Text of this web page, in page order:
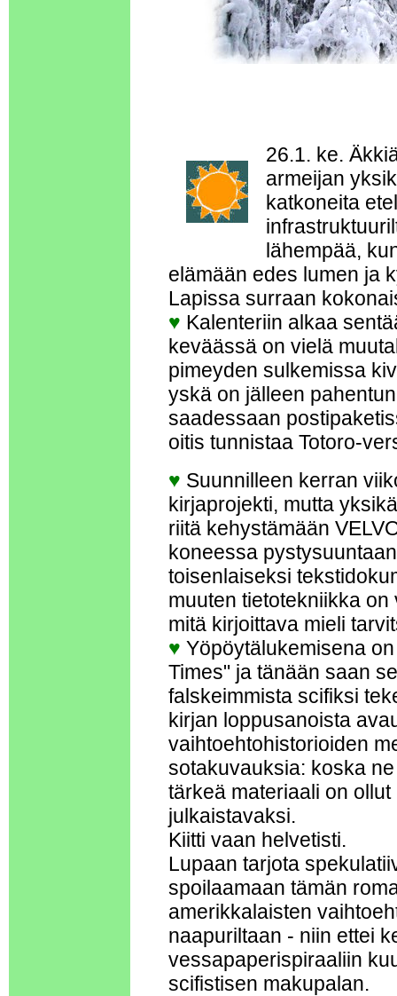
26.1. ke.
armeijan
katkoneita
lähempää,
elämään edes lumen ja
Lapissa surraan
♥ Kalenteriin alkaa
keväässä on vielä
pimeyden sulkemissa
yskä on jälleen
saadessaan
oitis tunnistaa Totoro-
♥ Suunnilleen kerran
kirjaprojekti, mutta
riitä kehystämään
koneessa
toisenlaiseksi
muuten tietotekniikka
mitä kirjoittava mieli
♥ Yöpöytälukemisena
Times" ja tänään saan
falskeimmista scifiksi
kirjan loppusanoista
vaihtoehtohistorioiden
sotakuvauksia: koska
tärkeä materiaali on
julkaistavaksi.
Kiitti vaan helvetisti.
Lupaan tarjota
spoilaamaan tämän
amerikkalaisten
naapuriltaan - niin ettei
vessapaperispiraaliin
scifistisen makupalan.